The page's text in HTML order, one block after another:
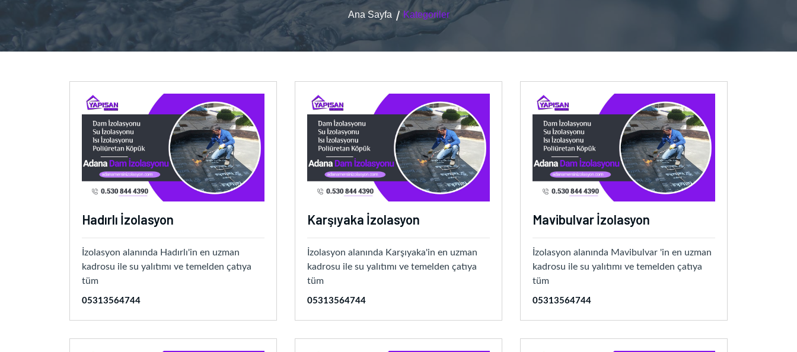
Ana Sayfa Kategoriler
Hadırlı İzolasyon
İzolasyon alanında Hadırlı'in en uzman
kadrosu ile su yalıtımı ve temelden çatıya
tüm
05313564744
Karşıyaka İzolasyon
İzolasyon alanında Karşıyaka'in en uzman
kadrosu ile su yalıtımı ve temelden çatıya
tüm
05313564744
Mavibulvar İzolasyon
İzolasyon alanında Mavibulvar 'in en uzman
kadrosu ile su yalıtımı ve temelden çatıya
tüm
05313564744